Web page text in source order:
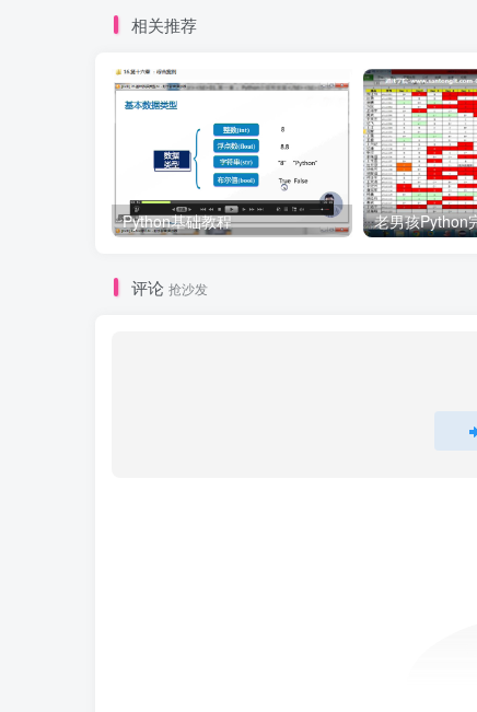
相关推荐
Python基础教程
评论 抢沙发